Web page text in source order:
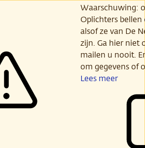
Waarschuwing:
Oplichters
alsof ze van De
zijn. Ga hier niet
mailen u nooit.
om gegevens of
Lees meer